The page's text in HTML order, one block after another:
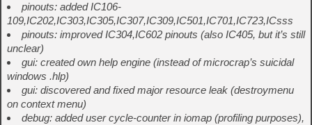
pinouts: added IC106-
109,IC202,IC303,IC305,IC307,IC309,IC501,IC701,IC723,ICsss
pinouts: improved IC304,IC602 pinouts (also IC405, but it’s still
unclear)
gui: created own help engine (instead of microcrap’s suicidal
windows .hlp)
gui: discovered and fixed major resource leak (destroymenu
on context menu)
debug: added user cycle-counter in iomap (profiling purposes),